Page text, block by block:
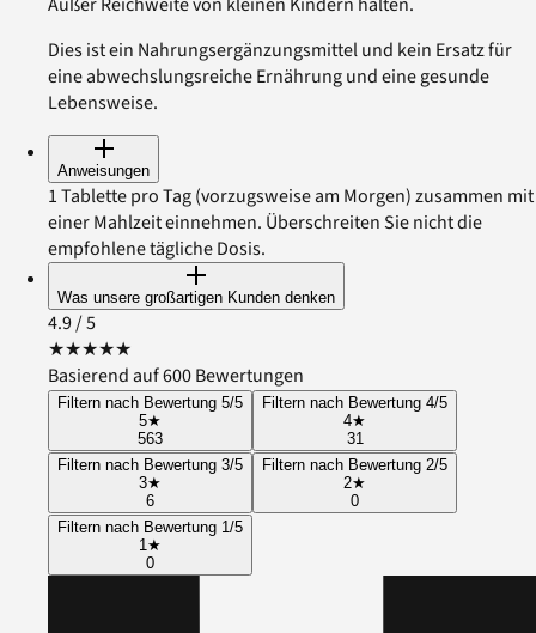
Dies ist ein Nahrungsergänzungsmittel und kein Ersatz für
eine abwechslungsreiche Ernährung und eine gesunde
Lebensweise.
Anweisungen
1 Tablette pro Tag (vorzugsweise am Morgen) zusammen mit
einer Mahlzeit einnehmen. Überschreiten Sie nicht die
empfohlene tägliche Dosis.
Was unsere großartigen Kunden denken
4.9/ 5
★★★★★
Basierend auf 600 Bewertungen
Filtern nach Bewertung 5/5
5★
563
Filtern nach Bewertung 4/5
4★
31
Filtern nach Bewertung 3/5
3★
6
Filtern nach Bewertung 2/5
2★
0
Filtern nach Bewertung 1/5
1★
0